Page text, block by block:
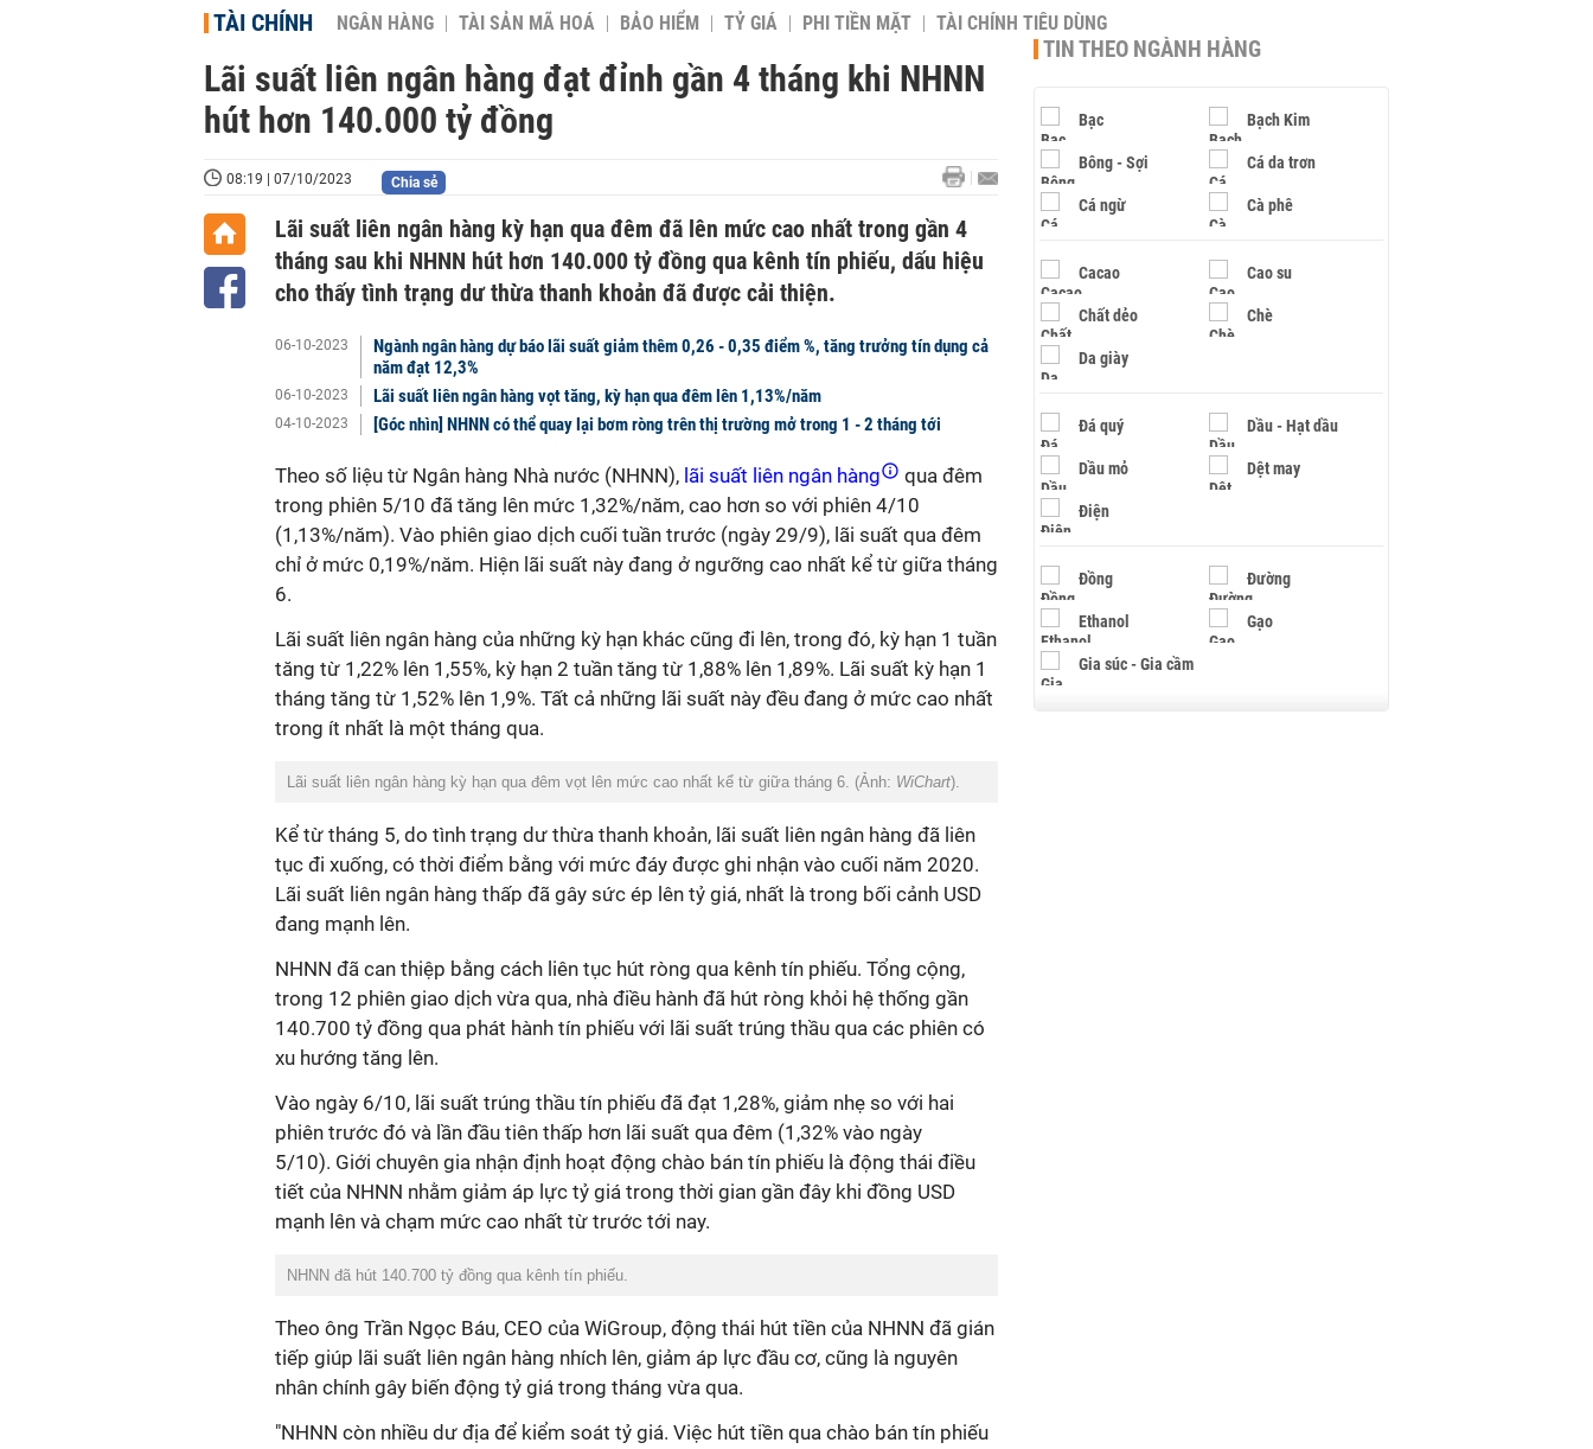
TÀI CHÍNH NGÂN HÀNG TÀI SẢN MÃ HOÁ BẢO HIỂM TỶ GIÁ PHI TIỀN MẶT TÀI CHÍNH TIÊU DÙNG
Lãi suất liên ngân hàng đạt đỉnh gần 4 tháng khi NHNN
hút hơn 140.000 tỷ đồng
08:19 | 07/10/2023 Chia sẻ
Lãi suất liên ngân hàng kỳ hạn qua đêm đã lên mức cao nhất trong gần 4
tháng sau khi NHNN hút hơn 140.000 tỷ đồng qua kênh tín phiếu, dấu hiệu
cho thấy tình trạng dư thừa thanh khoản đã được cải thiện.
06-10-2023
Ngành ngân hàng dự báo lãi suất giảm thêm 0,26 - 0,35 điểm %, tăng trưởng tín dụng cả
năm đạt 12,3%
06-10-2023 Lãi suất liên ngân hàng vọt tăng, kỳ hạn qua đêm lên 1,13%/năm
04-10-2023 [Góc nhìn] NHNN có thể quay lại bơm ròng trên thị trường mở trong 1 - 2 tháng tới
Theo số liệu từ Ngân hàng Nhà nước (NHNN), lãi suất liên ngân hàng
qua đêm
trong phiên 5/10 đã tăng lên mức 1,32%/năm, cao hơn so với phiên 4/10
(1,13%/năm). Vào phiên giao dịch cuối tuần trước (ngày 29/9), lãi suất qua đêm
chỉ ở mức 0,19%/năm. Hiện lãi suất này đang ở ngưỡng cao nhất kể từ giữa tháng
6.
Lãi suất liên ngân hàng của những kỳ hạn khác cũng đi lên, trong đó, kỳ hạn 1 tuần
tăng từ 1,22% lên 1,55%, kỳ hạn 2 tuần tăng từ 1,88% lên 1,89%. Lãi suất kỳ hạn 1
tháng tăng từ 1,52% lên 1,9%. Tất cả những lãi suất này đều đang ở mức cao nhất
trong ít nhất là một tháng qua.
Lãi suất liên ngân hàng kỳ hạn qua đêm vọt lên mức cao nhất kể từ giữa tháng 6. (Ảnh: WiChart).
Kể từ tháng 5, do tình trạng dư thừa thanh khoản, lãi suất liên ngân hàng đã liên
tục đi xuống, có thời điểm bằng với mức đáy được ghi nhận vào cuối năm 2020.
Lãi suất liên ngân hàng thấp đã gây sức ép lên tỷ giá, nhất là trong bối cảnh USD
đang mạnh lên.
NHNN đã can thiệp bằng cách liên tục hút ròng qua kênh tín phiếu. Tổng cộng,
trong 12 phiên giao dịch vừa qua, nhà điều hành đã hút ròng khỏi hệ thống gần
140.700 tỷ đồng qua phát hành tín phiếu với lãi suất trúng thầu qua các phiên có
xu hướng tăng lên.
Vào ngày 6/10, lãi suất trúng thầu tín phiếu đã đạt 1,28%, giảm nhẹ so với hai
phiên trước đó và lần đầu tiên thấp hơn lãi suất qua đêm (1,32% vào ngày
5/10). Giới chuyên gia nhận định hoạt động chào bán tín phiếu là động thái điều
tiết của NHNN nhằm giảm áp lực tỷ giá trong thời gian gần đây khi đồng USD
mạnh lên và chạm mức cao nhất từ trước tới nay.
NHNN đã hút 140.700 tỷ đồng qua kênh tín phiếu.
Theo ông Trần Ngọc Báu, CEO của WiGroup, động thái hút tiền của NHNN đã gián
tiếp giúp lãi suất liên ngân hàng nhích lên, giảm áp lực đầu cơ, cũng là nguyên
nhân chính gây biến động tỷ giá trong tháng vừa qua.
"NHNN còn nhiều dư địa để kiểm soát tỷ giá. Việc hút tiền qua chào bán tín phiếu
TIN THEO NGÀNH HÀNG
Bạc Bạch Kim
Bông - Sợi Cá da trơn
Cá ngừ Cà phê
Cacao Cao su
Chất dẻo Chè
Da giày
Đá quý Dầu - Hạt dầu
Dầu mỏ Dệt may
Điện
Đồng Đường
Ethanol Gạo
Gia súc - Gia cầm